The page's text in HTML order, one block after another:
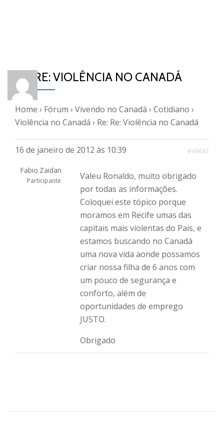
RE: RE: VIOLÊNCIA NO CANADÁ
Home › Fórum › Vivendo no Canadá › Cotidiano ›
Violência no Canadá › Re: Re: Violência no Canadá
16 de janeiro de 2012 às 10:39 #49647
Fabio.Zaidan
Participante
Valeu Ronaldo, muito obrigado
por todas as informações.
Coloquei este tópico porque
moramos em Recife umas das
capitais mais violentas do Pais, e
estamos buscando no Canadá
uma nova vida aonde possamos
criar nossa filha de 6 anos com
um pouco de segurança e
conforto, além de
oportunidades de emprego
JUSTO.
Obrigado